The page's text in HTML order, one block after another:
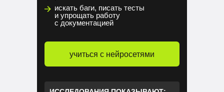
учиться с нейросетями
искать баги, писать тесты
и упрощать работу
с документацией